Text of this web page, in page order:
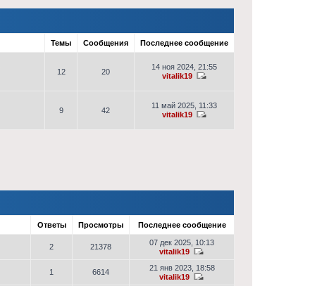
Темы Сообщения Последнее сообщение
12 20
14 ноя 2024, 21:55
vitalik19
9 42
11 май 2025, 11:33
vitalik19
Ответы Просмотры Последнее сообщение
2 21378
07 дек 2025, 10:13
vitalik19
1 6614
21 янв 2023, 18:58
vitalik19